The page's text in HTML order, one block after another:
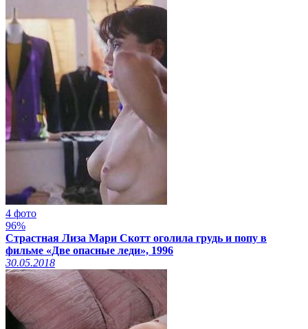
4 фото
96%
Страстная Лиза Мари Скотт оголила грудь и попу в
фильме «Две опасные леди», 1996
30.05.2018